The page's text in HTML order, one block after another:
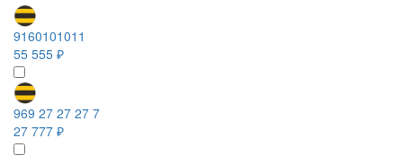
9160101011
55 555 ₽
969 27 27 27 7
27 777 ₽